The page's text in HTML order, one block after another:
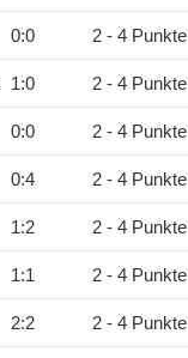
0:0 2 - 4 Punkte
1:0 2 - 4 Punkte
0:0 2 - 4 Punkte
0:4 2 - 4 Punkte
1:2 2 - 4 Punkte
1:1 2 - 4 Punkte
2:2 2 - 4 Punkte